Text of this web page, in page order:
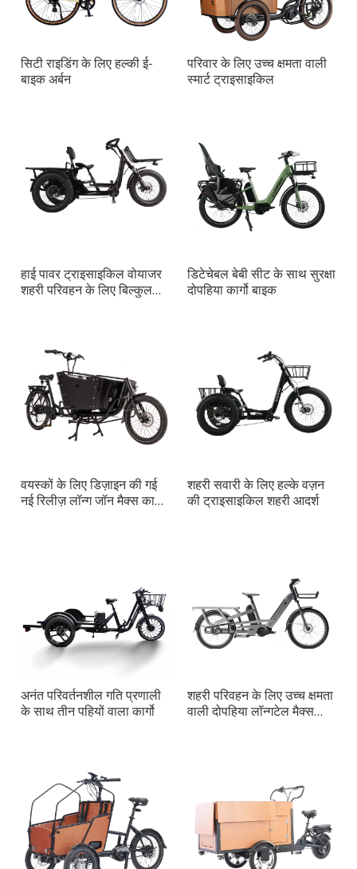
सिटी राइडिंग के लिए हल्की ई-
बाइक अर्बन
परिवार के लिए उच्च क्षमता वाली
स्मार्ट ट्राइसाइकिल
हाई पावर ट्राइसाइकिल वोयाजर
शहरी परिवहन के लिए बिल्कुल
डिटेचेबल बेबी सीट के साथ सुरक्षा
दोपहिया कार्गो बाइक
वयस्कों के लिए डिज़ाइन की गई
नई रिलीज़ लॉन्ग जॉन मैक्स कार्गो
शहरी सवारी के लिए हल्के वज़न
की ट्राइसाइकिल शहरी आदर्श
अनंत परिवर्तनशील गति प्रणाली
के साथ तीन पहियों वाला कार्गो
शहरी परिवहन के लिए उच्च क्षमता
वाली दोपहिया लॉन्गटेल मैक्स